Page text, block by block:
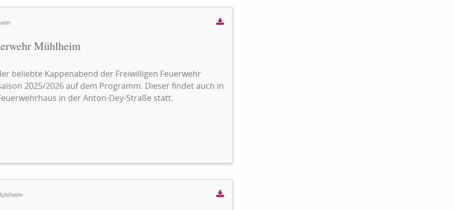
Mühlheim
beliebte Kappenabend der Freiwilligen Feuerwehr
2025/2026 auf dem Programm. Dieser findet auch in
in der Anton-Dey-Straße statt.